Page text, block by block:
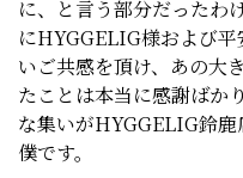
に、と言う部分だったわ
にHYGGELIG様および
いご共感を頂け、あの大
たことは本当に感謝ばか
な集いがHYGGELIG鈴
僕です。